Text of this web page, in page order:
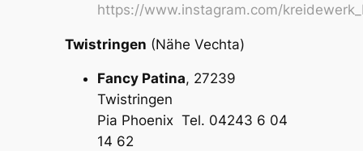
https://www.instagram.com/
Twistringen (Nähe Vechta)
Fancy Patina, 27239
Twistringen
Pia Phoenix Tel. 04243 6 04
14 62